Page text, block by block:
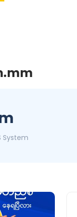
System